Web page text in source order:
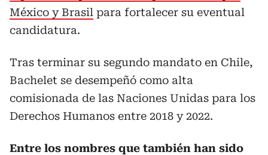
México y Brasil para fortalecer su eventual
candidatura.
Tras terminar su segundo mandato en Chile,
Bachelet se desempeñó como alta
comisionada de las Naciones Unidas para los
Derechos Humanos entre 2018 y 2022.
Entre los nombres que también han sido